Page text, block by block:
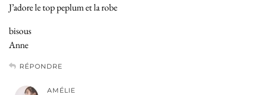
J’adore le top peplum et la robe
bisous
Anne
RÉPONDRE
AMÉLIE